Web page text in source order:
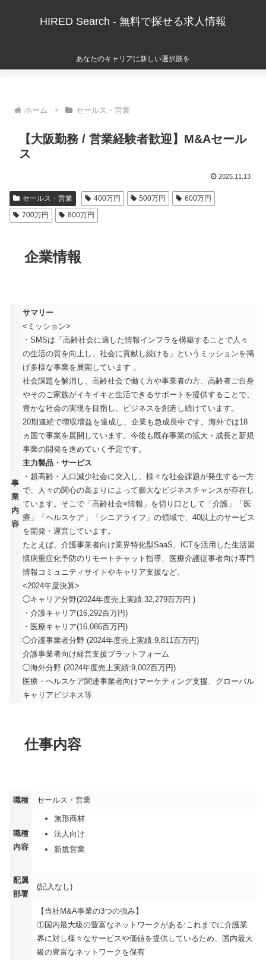
HIRED Search - 無料で探せる求人情報
あなたのキャリアに新しい選択肢を
ホーム セールス・営業
【大阪勤務 / 営業経験者歓迎】M&Aセール
ス
2025.11.13
セールス・営業 400万円 500万円
600万円
700万円
800万円
企業情報
事
業
内
容
サマリー
<ミッション>
・SMSは「高齢社会に適した情報インフラを構築することで人々
の生活の質を向上し、社会に貢献し続ける」というミッションを掲
げ多様な事業を展開しています 。
社会課題を解消し、高齢社会で働く方や事業者の方、高齢者ご自身
やそのご家族がイキイキと生活できるサポートを提供することで、
豊かな社会の実現を目指し、ビジネスを創造し続けています。
20期連続で増収増益を達成し、企業も急成長中です。海外では18
ヵ国で事業を展開しています。今後も既存事業の拡大・成長と新規
事業の開発を進めていく予定です。
主力製品・サービス
・超高齢・人口減少社会に突入し、様々な社会課題が発生する一方
で、人々の関心の高まりによって膨大なビジネスチャンスが存在し
ています。そこで「高齢社会×情報」を切り口として「介護」「医
療」「ヘルスケア」「シニアライフ」の領域で、40以上のサービス
を開発・運営しています。
たとえば、介護事業者向け業界特化型SaaS、ICTを活用した生活習
慣病重症化予防のリモートチャット指導、医療介護従事者向け専門
情報コミュニティサイトやキャリア支援など。
<2024年度決算>
◯キャリア分野(2024年度売上実績:32,279百万円 )
・介護キャリア(16,292百万円)
・医療キャリア(16,086百万円)
◯介護事業者分野 (2024年度売上実績:9,811百万円)
介護事業者向け経営支援プラットフォーム
◯海外分野 (2024年度売上実績:9,002百万円)
医療・ヘルスケア関連事業者向けマーケティング支援、グローバル
キャリアビジネス等
仕事内容
職種 セールス・営業
職種
内容
無形商材
法人向け
新規営業
配属
部署
(記入なし)
【当社M&A事業の3つの強み】
①国内最大級の豊富なネットワークがある:これまでに介護業
界に対し様々なサービスや価値を提供しているため、国内最大
級の豊富なネットワークを保有